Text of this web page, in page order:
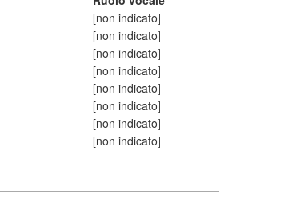
[non indicato]
[non indicato]
[non indicato]
[non indicato]
[non indicato]
[non indicato]
[non indicato]
[non indicato]